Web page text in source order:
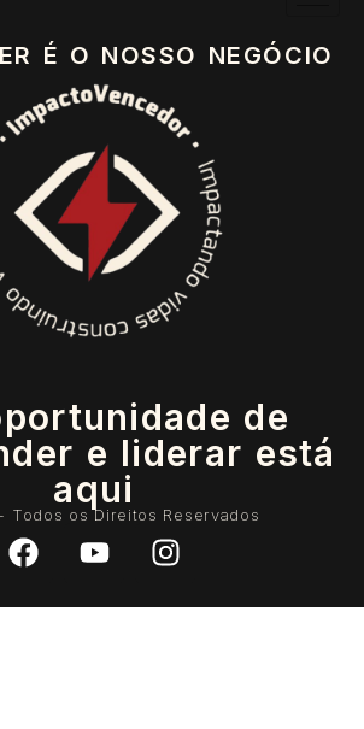
É O NOSSO NEGÓCIO
de
e liderar está
aqui
Todos os Direitos Reservados